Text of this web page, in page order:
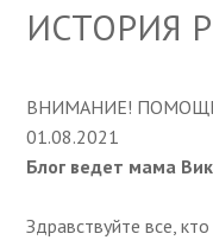
ИСТОРИЯ
ВНИМАНИЕ!
01.08.2021
Блог ведет мама
Здравствуйте все,